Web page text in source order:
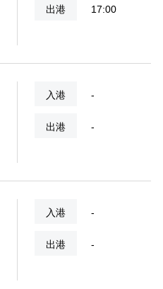
出港 17:00
入港 -
出港 -
入港 -
出港 -